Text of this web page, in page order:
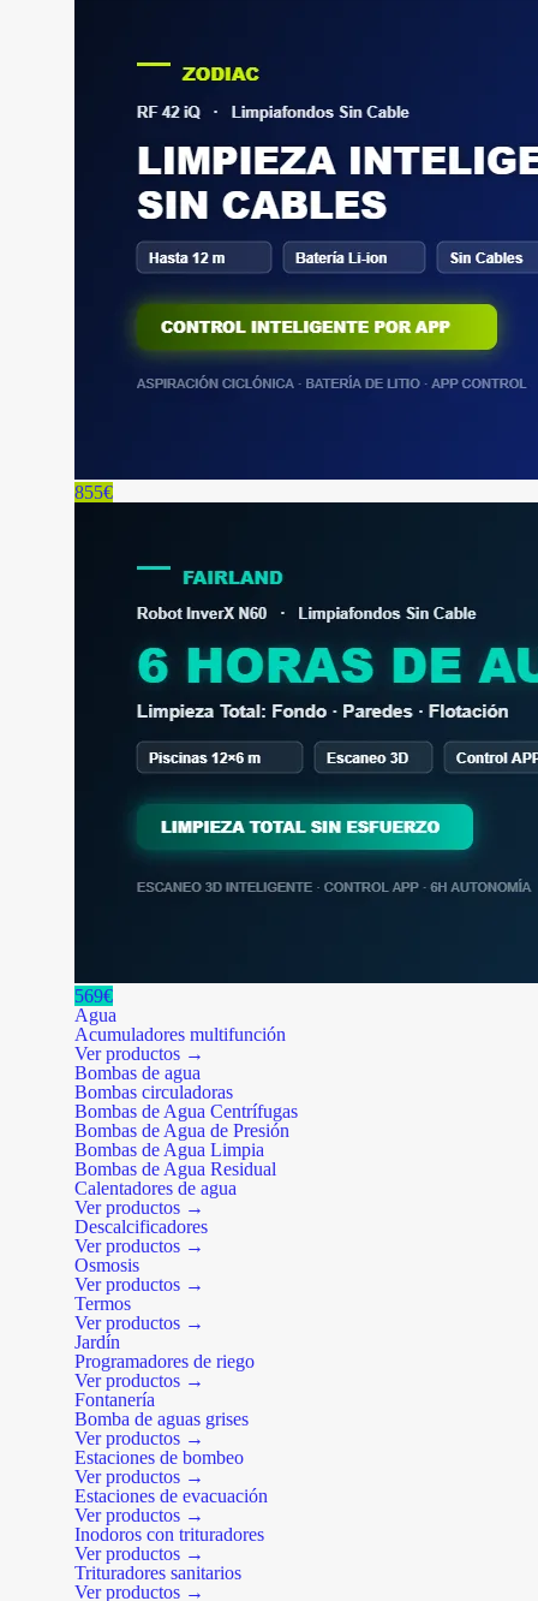
855€
569€
Agua
Acumuladores multifunción
Ver productos →
Bombas de agua
Bombas circuladoras
Bombas de Agua Centrífugas
Bombas de Agua de Presión
Bombas de Agua Limpia
Bombas de Agua Residual
Calentadores de agua
Ver productos →
Descalcificadores
Ver productos →
Osmosis
Ver productos →
Termos
Ver productos →
Jardín
Programadores de riego
Ver productos →
Fontanería
Bomba de aguas grises
Ver productos →
Estaciones de bombeo
Ver productos →
Estaciones de evacuación
Ver productos →
Inodoros con trituradores
Ver productos →
Trituradores sanitarios
Ver productos →